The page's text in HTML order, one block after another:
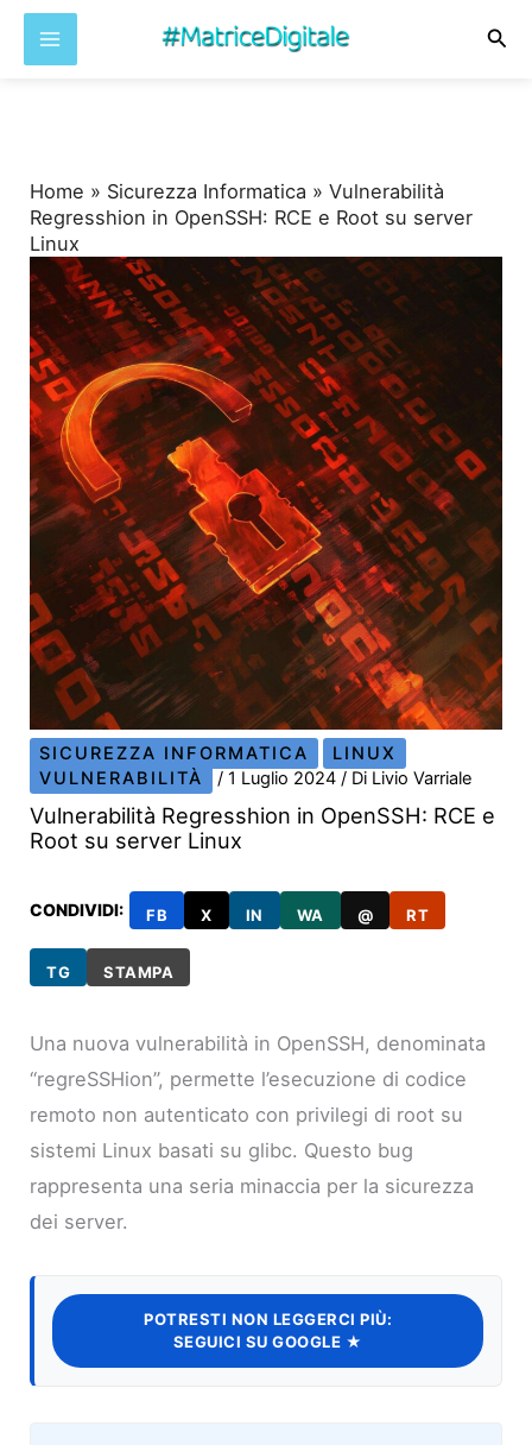
Home » Sicurezza Informatica »Vulnerabilità
Regresshion in OpenSSH: RCE e Root su server
Linux
SICUREZZA INFORMATICA
LINUX
VULNERABILITÀ
/1 Luglio 2024/ Di Livio Varriale
Vulnerabilità Regresshion in OpenSSH: RCE e
Root su server Linux
CONDIVIDI: FB X IN WA @ RT
TG STAMPA
Una nuova vulnerabilità in OpenSSH, denominata
“regreSSHion”, permette l’esecuzione di codice
remoto non autenticato con privilegi di root su
sistemi Linux basati su glibc. Questo bug
rappresenta una seria minaccia per la sicurezza
dei server.
POTRESTI NON LEGGERCI PIÙ:
SEGUICI SU GOOGLE ★